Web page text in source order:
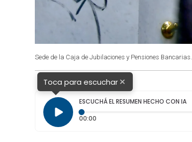
Sede de la Caja de Jubilaciones y Pensiones Bancarias.
Toca para escuchar×
ESCUCHÁ EL RESUMEN HECHO CON IA
00:00